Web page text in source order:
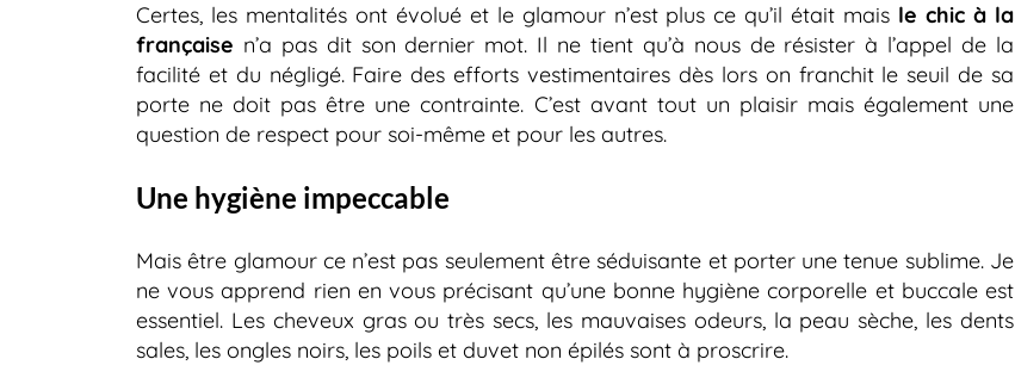
Certes, les mentalités ont évolué et le glamour n’est plus ce qu’il était mais le chic à la
française n’a pas dit son dernier mot. Il ne tient qu’à nous de résister à l’appel de la
facilité et du négligé. Faire des efforts vestimentaires dès lors on franchit le seuil de sa
porte ne doit pas être une contrainte. C’est avant tout un plaisir mais également une
question de respect pour soi-même et pour les autres.
Une hygiène impeccable
Mais être glamour ce n’est pas seulement être séduisante et porter une tenue sublime. Je
ne vous apprend rien en vous précisant qu’une bonne hygiène corporelle et buccale est
essentiel. Les cheveux gras ou très secs, les mauvaises odeurs, la peau sèche, les dents
sales, les ongles noirs, les poils et duvet non épilés sont à proscrire.